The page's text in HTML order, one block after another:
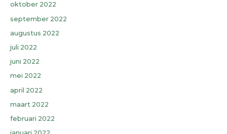
oktober 2022
september 2022
augustus 2022
juli 2022
juni 2022
mei 2022
april 2022
maart 2022
februari 2022